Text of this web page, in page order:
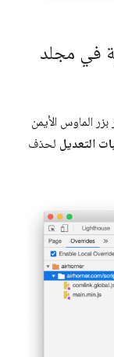
في مجلد
بزر الماوس الأيمن
التعديل لحذف